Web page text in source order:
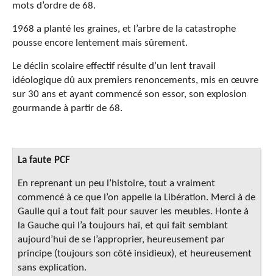
mots d’ordre de 68.
1968 a planté les graines, et l’arbre de la catastrophe
pousse encore lentement mais sûrement.
Le déclin scolaire effectif résulte d’un lent travail
idéologique dû aux premiers renoncements, mis en œuvre
sur 30 ans et ayant commencé son essor, son explosion
gourmande à partir de 68.
La faute PCF
En reprenant un peu l’histoire, tout a vraiment
commencé à ce que l’on appelle la Libération. Merci à de
Gaulle qui a tout fait pour sauver les meubles. Honte à
la Gauche qui l’a toujours haï, et qui fait semblant
aujourd’hui de se l’approprier, heureusement par
principe (toujours son côté insidieux), et heureusement
sans explication.